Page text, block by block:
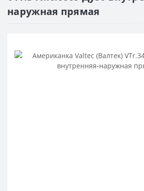
наружная прямая